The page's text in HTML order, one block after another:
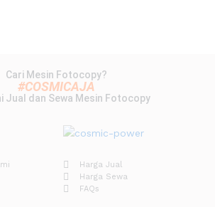
Cari Mesin Fotocopy?
#COSMICAJA
Jual dan Sewa Mesin Fotocopy
Harga Jual
Harga Sewa
FAQs